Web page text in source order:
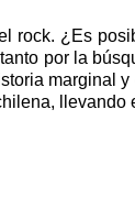
rock. ¿Es
por la
marginal
llevando